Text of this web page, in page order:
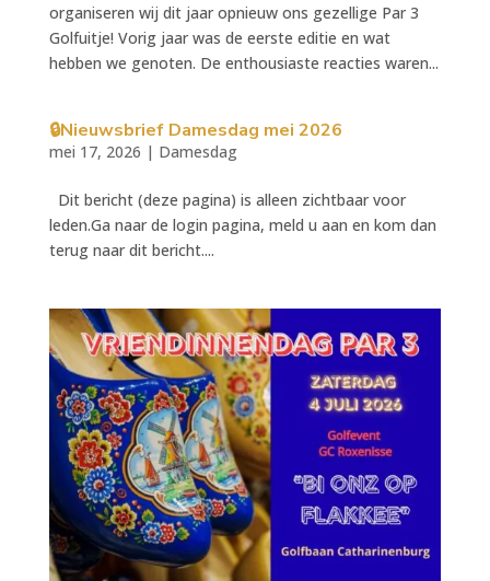
organiseren wij dit jaar opnieuw ons gezellige Par 3
Golfuitje! Vorig jaar was de eerste editie en wat
hebben we genoten. De enthousiaste reacties waren...
🔒Nieuwsbrief Damesdag mei 2026
mei 17, 2026 | Damesdag
Dit bericht (deze pagina) is alleen zichtbaar voor
leden.Ga naar de login pagina, meld u aan en kom dan
terug naar dit bericht....